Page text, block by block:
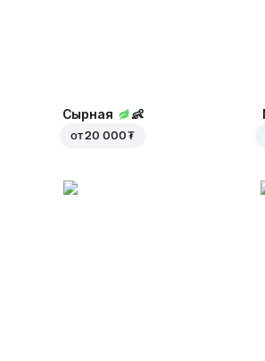
Сырная 👶
от20 000 ₮